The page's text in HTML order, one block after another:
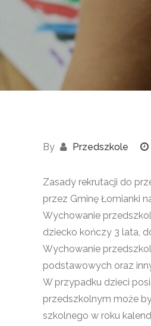
By Przedszkole
Zasady rekrutacji do
przez Gminę Łomianki
Wychowanie
dziecko kończy 3 lata,
Wychowanie
podstawowych oraz
W przypadku dzieci
przedszkolnym może
szkolnego w roku